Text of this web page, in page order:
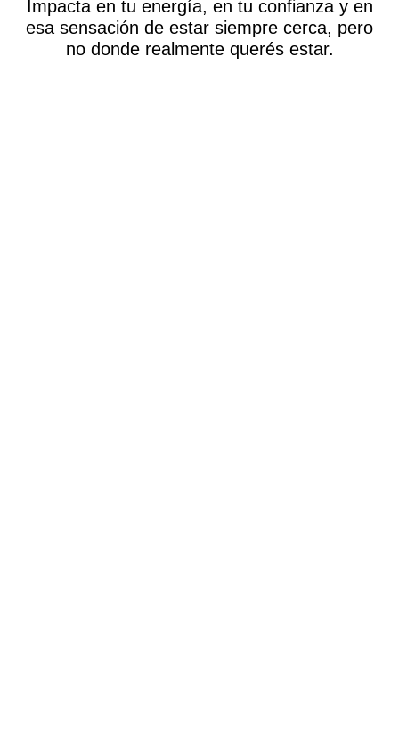
Impacta en tu energía, en tu confianza y en
esa sensación de estar siempre cerca, pero
no donde realmente querés estar.